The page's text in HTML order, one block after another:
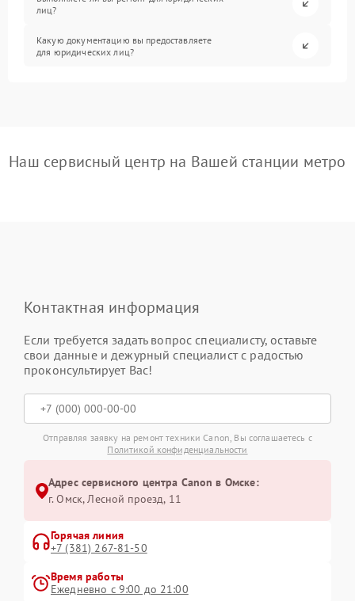
лиц?
Какую документацию вы предоставляете
для юридических лиц?
Наш сервисный центр на Вашей станции метро
Контактная информация
Если требуется задать вопрос специалисту, оставьте
свои данные и дежурный специалист с радостью
проконсультирует Вас!
Отправляя заявку на ремонт техники Canon, Вы соглашаетесь с
Политикой конфиденциальности
Адрес сервисного центра Canon в Омске:
г. Омск, ​Лесной проезд, 11
Горячая линия
+7 (381) 267-81-50
Время работы
Ежедневно с 9:00 до 21:00